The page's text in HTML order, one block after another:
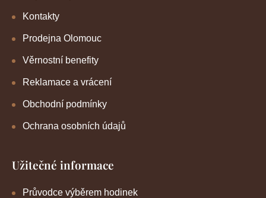
Kontakty
Prodejna Olomouc
Věrnostní benefity
Reklamace a vrácení
Obchodní podmínky
Ochrana osobních údajů
Užitečné informace
Průvodce výběrem hodinek